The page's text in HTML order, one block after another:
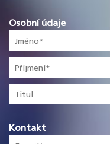
Osobní údaje
Kontakt